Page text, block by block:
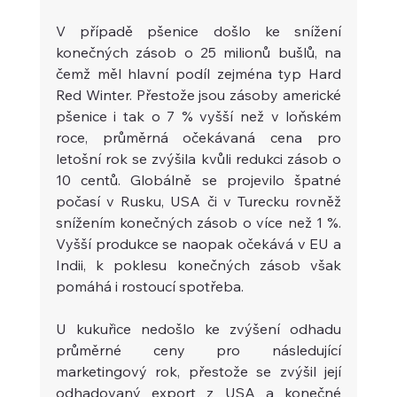
V případě pšenice došlo ke snížení
konečných zásob o 25 milionů bušlů, na
čemž měl hlavní podíl zejména typ Hard
Red Winter. Přestože jsou zásoby americké
pšenice i tak o 7 % vyšší než v loňském
roce, průměrná očekávaná cena pro
letošní rok se zvýšila kvůli redukci zásob o
10 centů. Globálně se projevilo špatné
počasí v Rusku, USA či v Turecku rovněž
snížením konečných zásob o více než 1 %.
Vyšší produkce se naopak očekává v EU a
Indii, k poklesu konečných zásob však
pomáhá i rostoucí spotřeba.
U kukuřice nedošlo ke zvýšení odhadu
průměrné ceny pro následující
marketingový rok, přestože se zvýšil její
odhadovaný export z USA a konečné